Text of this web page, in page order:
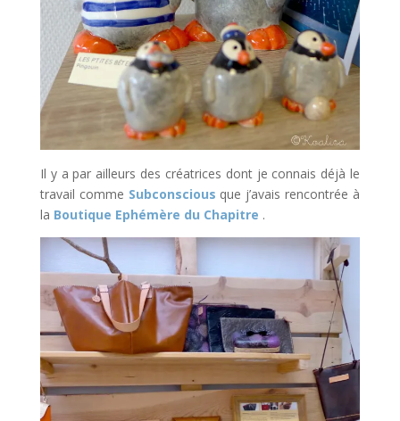
Il y a par ailleurs des créatrices dont je connais déjà le
travail comme Subconscious que j’avais rencontrée à
la Boutique Ephémère du Chapitre .